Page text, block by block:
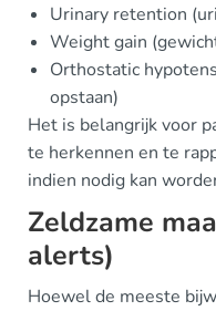
Urinary retention
Weight gain
Orthostatic
opstaan)
Het is belangrijk voor
te herkennen en te
indien nodig kan
Zeldzame
alerts)
Hoewel de meeste